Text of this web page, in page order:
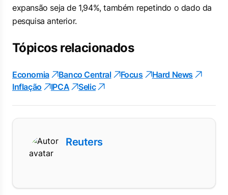
expansão seja de 1,94%, também repetindo o dado da
pesquisa anterior.
Tópicos relacionados
Economia Banco Central Focus
Hard News
Inflação
IPCA Selic
Reuters